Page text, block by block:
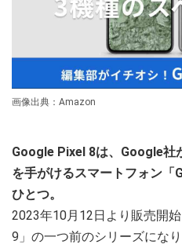
画像出典：Amazon
Google Pixel 8は、Google社
を手がけるスマートフォン
ひとつ。
2023年10月12日より販売開
9」の一つ前のシリーズにな